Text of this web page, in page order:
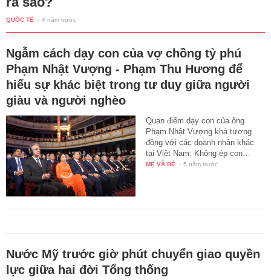
QUỐC TẾ - 4 năm trước
Ngẫm cách dạy con của vợ chồng tỷ phú
Phạm Nhật Vượng - Phạm Thu Hương để
hiểu sự khác biệt trong tư duy giữa người
giàu và người nghèo
Quan điểm dạy con của ông
Phạm Nhật Vượng khá tương
đồng với các doanh nhân khác
tại Việt Nam: Không ép con…
MẸ VÀ BÉ - 5 năm trước
Nước Mỹ trước giờ phút chuyển giao quyền
lực giữa hai đời Tổng thống